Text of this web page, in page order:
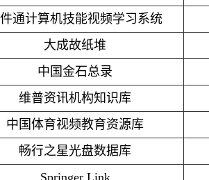
通计算机技能视频学习系统
大成故纸堆
中国金石总录
维普资讯机构知识库
中国体育视频教育资源库
畅行之星光盘数据库
Springer Link